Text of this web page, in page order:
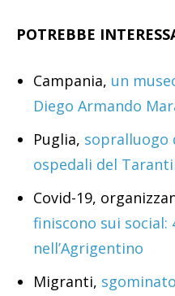
POTREBBE
Campania, un
Diego Armando
Puglia, sopralluogo
ospedali del
Covid-19,
finiscono sui
nell’Agrigentino
Migranti,